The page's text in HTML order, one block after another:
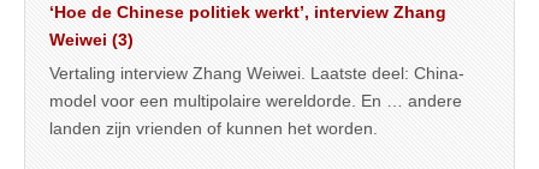
‘Hoe de Chinese politiek werkt’, interview Zhang
Weiwei (3)
Vertaling interview Zhang Weiwei. Laatste deel: China-
model voor een multipolaire wereldorde. En … andere
landen zijn vrienden of kunnen het worden.